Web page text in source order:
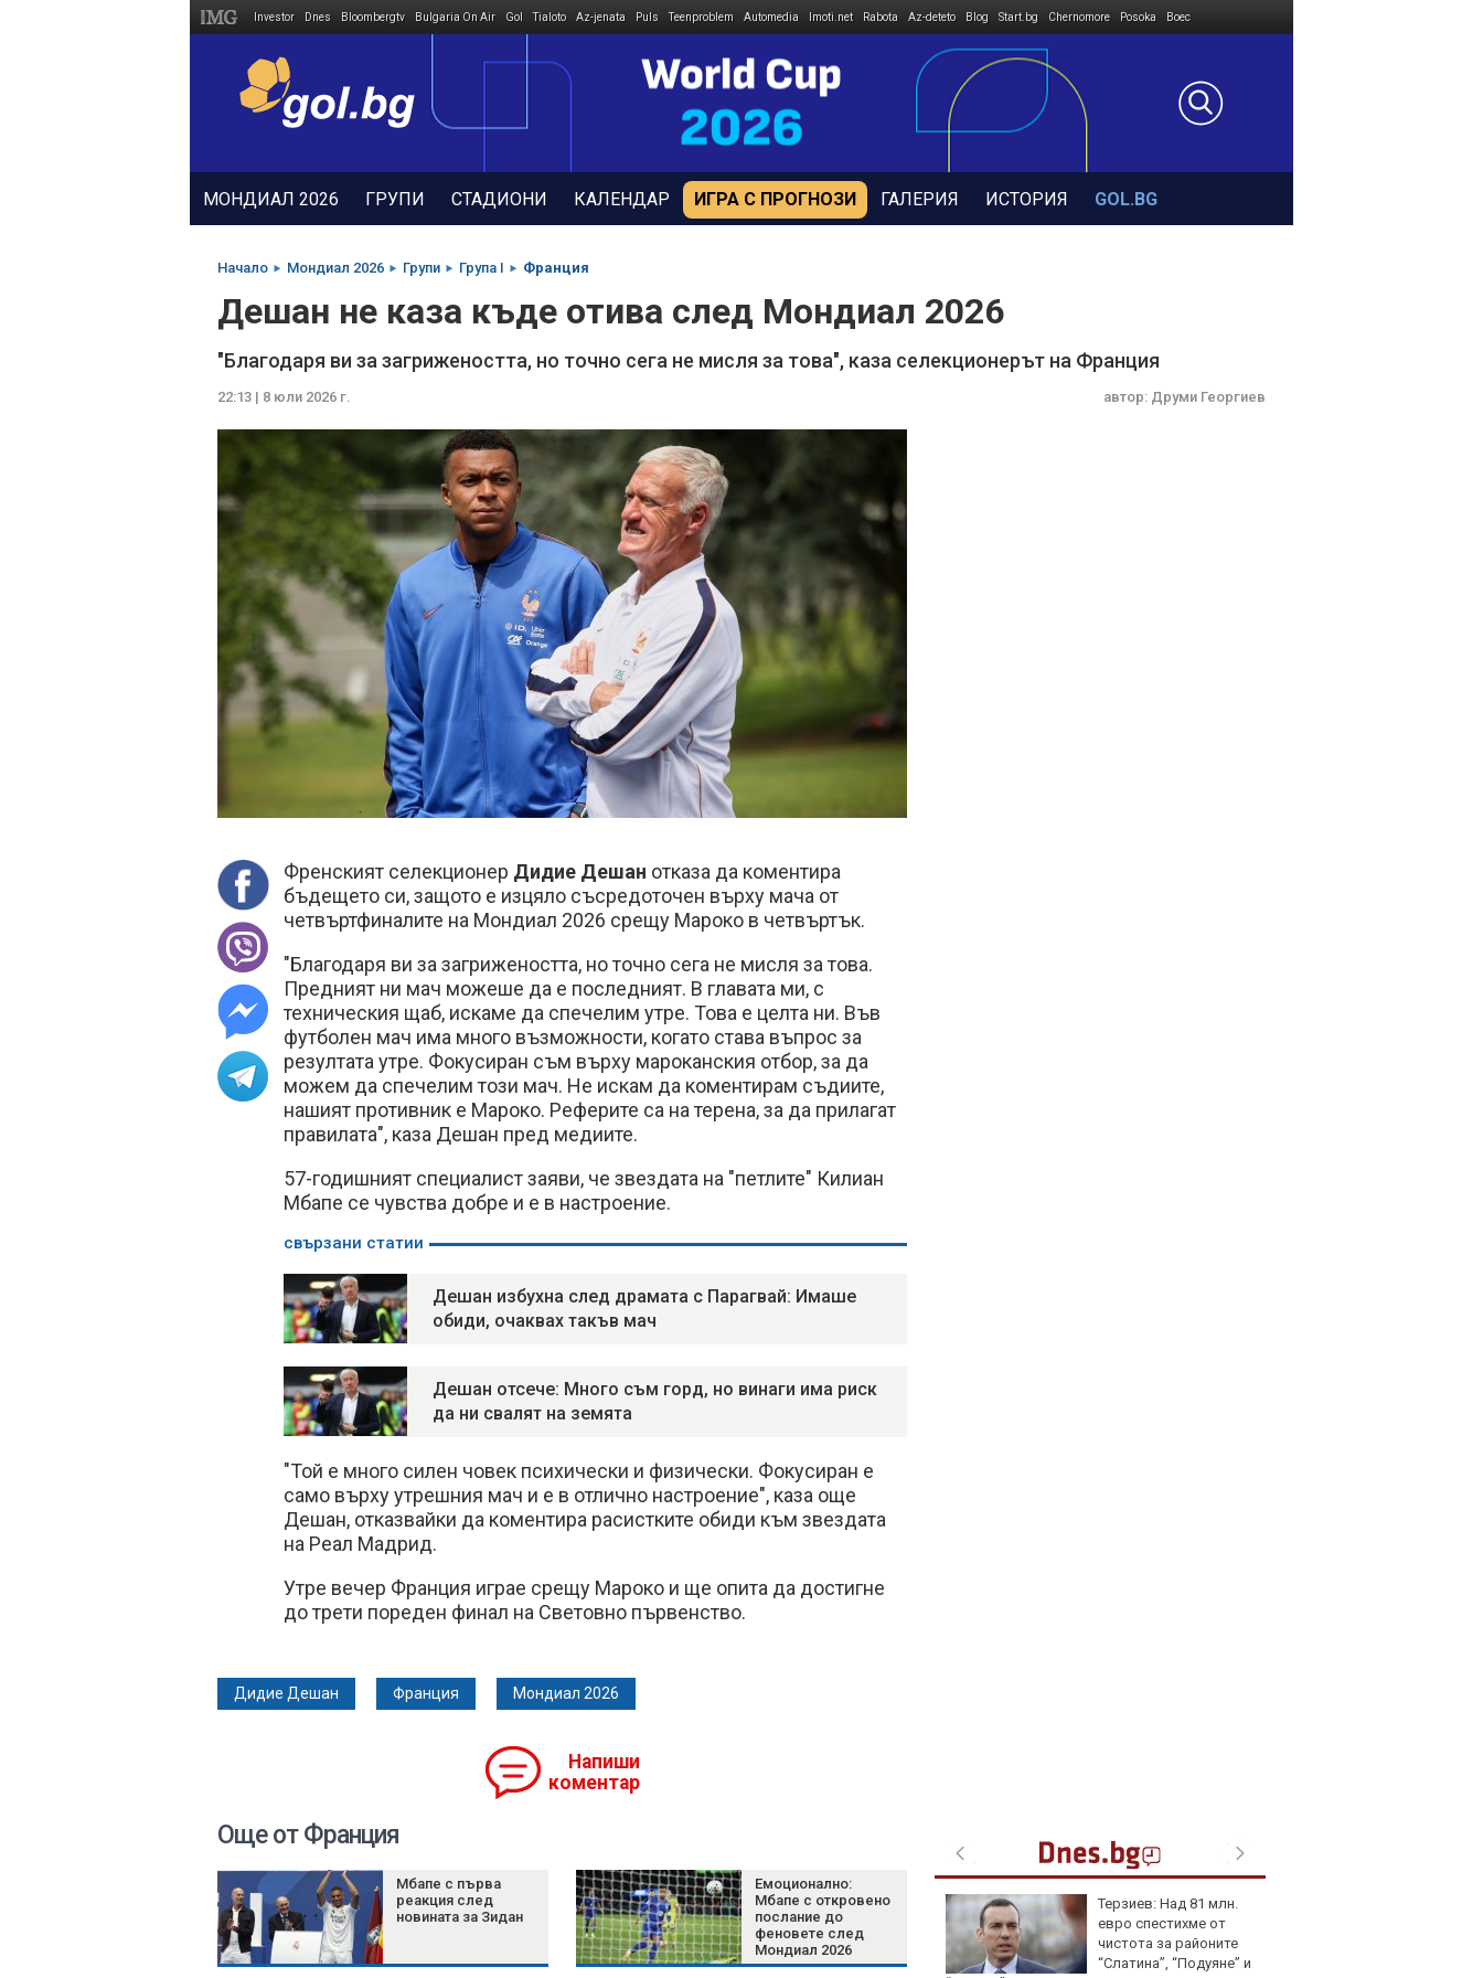
Investor Dnes Bloombergtv Bulgaria On Air Gol Tialoto Az-jenata Puls Teenproblem Automedia Imoti.net Rabota Az-deteto Blog Start.bg Chernomore Posoka Boec
МОНДИАЛ 2026 ГРУПИ СТАДИОНИ КАЛЕНДАР ИГРА С ПРОГНОЗИ ГАЛЕРИЯ ИСТОРИЯ GOL.BG
Начало Мондиал 2026 Групи Група I Франция
Дешан не каза къде отива след Мондиал 2026
"Благодаря ви за загрижеността, но точно сега не мисля за това", каза селекционерът на Франция
22:13 | 8 юли 2026 г. автор: Друми Георгиев
Френският селекционер Дидие Дешан отказа да коментира
бъдещето си, защото е изцяло съсредоточен върху мача от
четвъртфиналите на Мондиал 2026 срещу Мароко в четвъртък.
"Благодаря ви за загрижеността, но точно сега не мисля за това.
Предният ни мач можеше да е последният. В главата ми, с
техническия щаб, искаме да спечелим утре. Това е целта ни. Във
футболен мач има много възможности, когато става въпрос за
резултата утре. Фокусиран съм върху мароканския отбор, за да
можем да спечелим този мач. Не искам да коментирам съдиите,
нашият противник е Мароко. Реферите са на терена, за да прилагат
правилата", каза Дешан пред медиите.
57-годишният специалист заяви, че звездата на "петлите" Килиан
Мбапе се чувства добре и е в настроение.
свързани статии
Дешан избухна след драмата с Парагвай: Имаше
обиди, очаквах такъв мач
Дешан отсече: Много съм горд, но винаги има риск
да ни свалят на земята
"Той е много силен човек психически и физически. Фокусиран е
само върху утрешния мач и е в отлично настроение", каза още
Дешан, отказвайки да коментира расистките обиди към звездата
на Реал Мадрид.
Утре вечер Франция играе срещу Мароко и ще опита да достигне
до трети пореден финал на Световно първенство.
Дидие Дешан Франция Мондиал 2026
Напиши
коментар
Още от Франция
Мбапе с първа
реакция след
новината за Зидан
Емоционално:
Мбапе с откровено
послание до
феновете след
Мондиал 2026
България иска
извънредна помощ от
ЕК за
производителите на
Терзиев: Над 81 млн.
евро спестихме от
чистота за районите
“Слатина”, “Подуяне” и